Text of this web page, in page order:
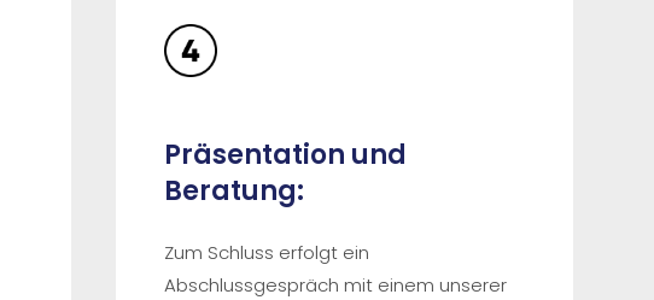
Präsentation und
Beratung:
Zum Schluss erfolgt ein
Abschlussgespräch mit einem unserer